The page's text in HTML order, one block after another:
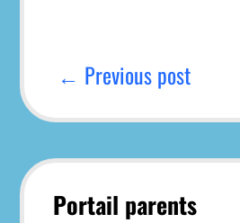
l’article
← Previous post
Portail parents